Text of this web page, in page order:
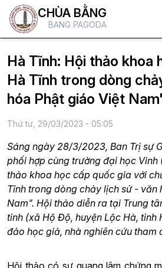
CHÙA BẰNG
BANG PAGODA
Hà Tĩnh: Hội thảo khoa
Hà Tĩnh trong dòng
hóa Phật giáo Việt
Thứ tư, 29/03/2023 - 05:05
Sáng ngày 28/3/2023, Ban Trị sự
phối hợp cùng trường đại học Vinh
thảo khoa học cấp quốc gia với
Tĩnh trong dòng chảy lịch sử - văn
Nam". Hội thảo diễn ra tại Trung
tỉnh (xã Hộ Độ, huyện Lộc Hà, tỉnh
đảo học giả, nhà nghiên cứu tham
Hội thảo có sự quang lâm chứng